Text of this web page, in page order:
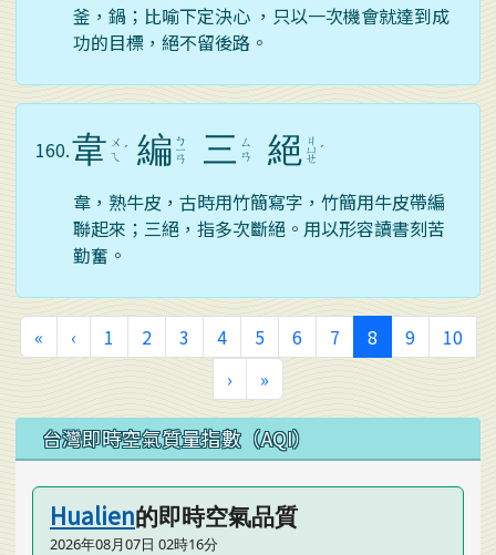
釜，鍋；比喻下定決心 ，只以一次機會就達到成
功的目標，絕不留後路。
160.韋 ㄨ
ㄟ
ˊ 編 ㄅ
ㄧ
ㄢ 三 ㄙ
ㄢ
絕 ㄐ
ㄩ
ㄝ
ˊ
韋，熟牛皮，古時用竹簡寫字，竹簡用牛皮帶編
聯起來；三絕，指多次斷絕。用以形容讀書刻苦
勤奮。
«第一頁
‹上一頁
1 2 3 4 5 6 7 8(目前頁次)
9
10
›下一頁
»最後頁
左邊區域內容
台灣即時空氣質量指數（AQI）
Hualien的即時空氣品質
2026年08月07日 02時16分